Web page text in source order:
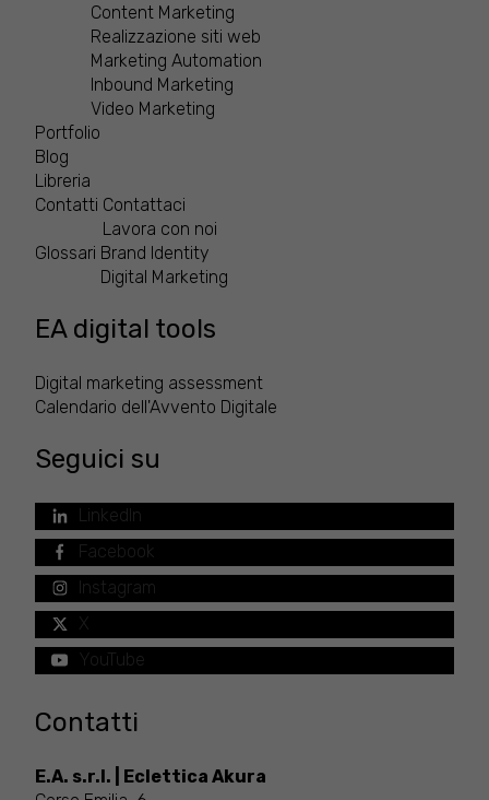
Content Marketing
Realizzazione siti web
Marketing Automation
Inbound Marketing
Video Marketing
Portfolio
Blog
Libreria
Contatti Contattaci
Lavora con noi
Glossari Brand Identity
Digital Marketing
EA digital tools
Digital marketing assessment
Calendario dell'Avvento Digitale
Seguici su
LinkedIn
Facebook
Instagram
X
YouTube
Contatti
E.A. s.r.l. | Eclettica Akura